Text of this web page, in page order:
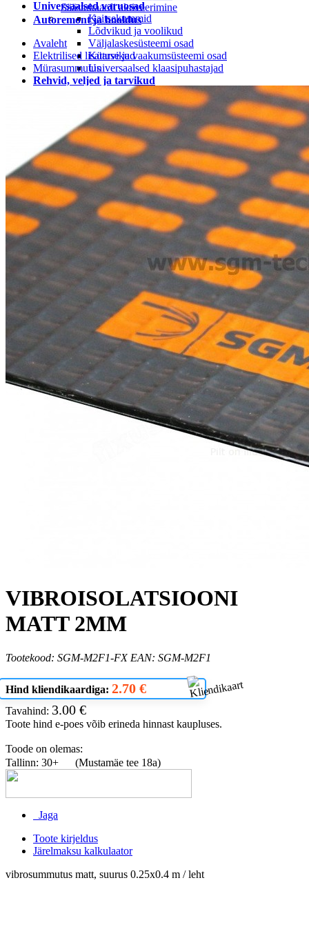
Universaalsed varuosad
Kaitsekummid
Lõdvikud ja voolikud
Väljalaskesüsteemi osad
Kütuse ja vaakumsüsteemi osad
Universaalsed klaasipuhastajad
Rehvid, veljed ja tarvikud
Rehvi ja velje tarvikud
Rehvid
LEIUNURK
Leiunurk autotarvikud
Leiunurk jalgratta-ja spordikaubad
Leiunurk autokeemia ja õlid
Leiunurk matk ja vabaaeg
Leiunurk aia ja kodukaubad
Säästukaardi aktiveerimine
Autoremont ja hooldus
Avaleht
Elektrilised lisatarvikud
Mürasummutus
VIBROISOLATSIOONI
MATT 2MM
Tootekood: SGM-M2F1-FX EAN: SGM-M2F1
Hind kliendikaardiga: 2.70 €
Tavahind: 3.00 €
Toote hind e-poes võib erineda hinnast kaupluses.
Toode on olemas:
Tallinn: 30+
(Mustamäe tee 18a)
Jaga
Toote kirjeldus
Järelmaksu kalkulaator
vibrosummutus matt, suurus 0.25x0.4 m / leht